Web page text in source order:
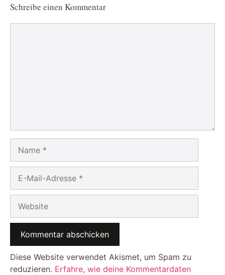
Schreibe einen Kommentar
Mail-
Adresse
Diese Website verwendet Akismet, um Spam zu
reduzieren. Erfahre, wie deine Kommentardaten